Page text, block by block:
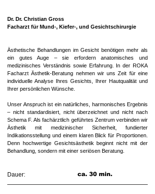
​Dr. Dr. Christian Gross
Facharzt für Mund-, Kiefer-, und Gesichtschirurgie
​​​​Ästhetische Behandlungen im Gesicht benötigen mehr als
ein gutes Auge – sie erfordern anatomisches und
medizinisches Verständnis sowie Erfahrung. In der ROKA
Facharzt Ästhetik-Beratung nehmen wir uns Zeit für eine
individuelle Analyse Ihres Gesichts, Ihrer Hautqualität und
Ihrer persönlichen Wünsche.
Unser Anspruch ist ein natürliches, harmonisches Ergebnis
– nicht standardisiert, nicht überzeichnet und nicht nach
Schema F. Als fachärztlich geführtes Zentrum verbinden wir
Ästhetik mit medizinischer Sicherheit, fundierter
Indikationsstellung und einem klaren Blick für Proportionen.
Denn hochwertige Gesichtsästhetik beginnt nicht mit der
Behandlung, sondern mit einer seriösen Beratung.​
Dauer: ca. 30 min.